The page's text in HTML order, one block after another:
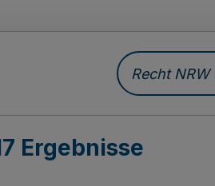
Recht NRW
Ergebnisse